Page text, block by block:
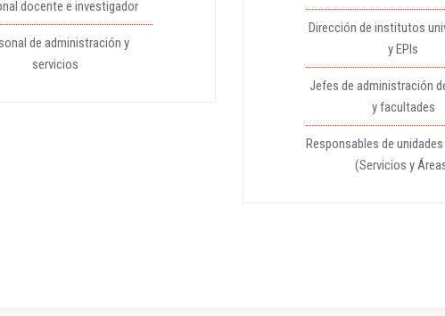
docente e investigador
de administración y
servicios
Dirección de institutos
y EPIs
Jefes de administración
y facultades
Responsables de
(Servicios y